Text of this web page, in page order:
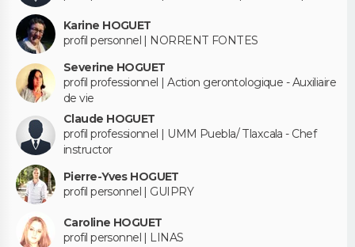
Karine HOGUET
profil personnel | NORRENT FONTES
Severine HOGUET
profil professionnel | Action gerontologique - Auxiliaire
de vie
Claude HOGUET
profil professionnel | UMM Puebla/ Tlaxcala - Chef
instructor
Pierre-Yves HOGUET
profil personnel | GUIPRY
Caroline HOGUET
profil personnel | LINAS